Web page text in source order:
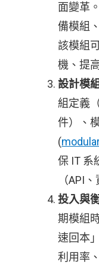
面變革
備模組
該模組
機、提
設計模
組定義
件）、
(
保 IT 系
（API
投入與
期模組
速回本
利用率